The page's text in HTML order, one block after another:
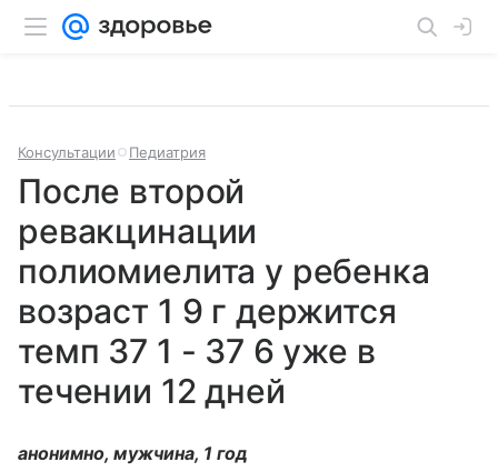
Консультации Педиатрия
После второй
ревакцинации
полиомиелита у ребенка
возраст 1 9 г держится
темп 37 1 - 37 6 уже в
течении 12 дней
анонимно, мужчина, 1 год